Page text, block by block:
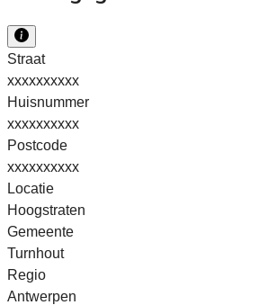
Straat
xxxxxxxxxx
Huisnummer
xxxxxxxxxx
Postcode
xxxxxxxxxx
Locatie
Hoogstraten
Gemeente
Turnhout
Regio
Antwerpen